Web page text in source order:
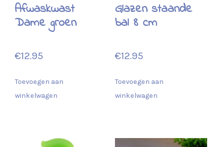
Afwaskwast
Dame groen
€12.95
Toevoegen aan
winkelwagen
Glazen staande
bal 8 cm
€12.95
Toevoegen aan
winkelwagen